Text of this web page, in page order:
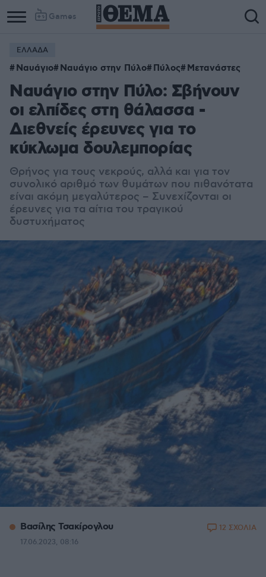
Games
ΕΛΛΑΔΑ
Ναυάγιο Ναυάγιο στην Πύλο Πύλος Μετανάστες
Ναυάγιο στην Πύλο: Σβήνουν
οι ελπίδες στη θάλασσα -
Διεθνείς έρευνες για το
κύκλωμα δουλεμπορίας
Θρήνος για τους νεκρούς, αλλά και για τον
συνολικό αριθμό των θυμάτων που πιθανότατα
είναι ακόμη μεγαλύτερος – Συνεχίζονται οι
έρευνες για τα αίτια του τραγικού
δυστυχήματος
Βασίλης Τσακίρογλου
17.06.2023, 08:16
12 ΣΧΟΛΙΑ